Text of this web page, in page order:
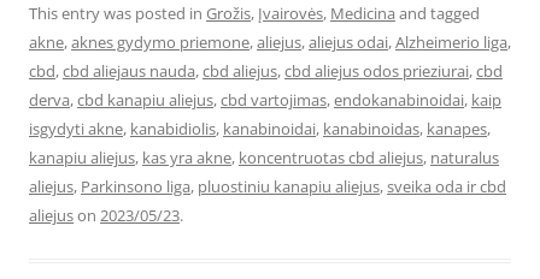
This entry was posted in Grožis, Įvairovės, Medicina and tagged
akne,aknes gydymo priemone,aliejus,aliejus odai,Alzheimerio liga,
cbd,cbd aliejaus nauda,cbd aliejus,cbd aliejus odos prieziurai,cbd
derva,cbd kanapiu aliejus,cbd vartojimas,endokanabinoidai, kaip
isgydyti akne, kanabidiolis, kanabinoidai, kanabinoidas, kanapes,
kanapiu aliejus, kas yra akne, koncentruotas cbd aliejus, naturalus
aliejus, Parkinsono liga, pluostiniu kanapiu aliejus,sveika oda ir cbd
aliejuson 2023/05/23.